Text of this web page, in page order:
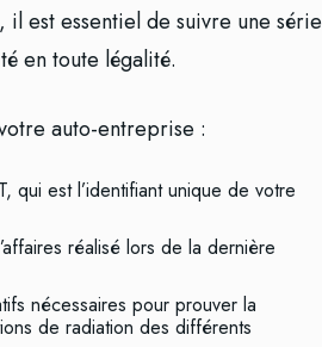
est essentiel de suivre une série
en toute légalité.
auto-entreprise :
qui est l’identifiant unique de votre
réalisé lors de la dernière
nécessaires pour prouver la
de radiation des différents